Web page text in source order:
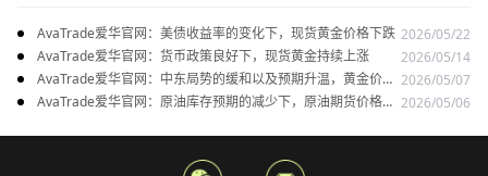
AvaTrade爱华官网：美债收益率的变化下，现货黄金价格下跌 2026/05/22
AvaTrade爱华官网：货币政策良好下，现货黄金持续上涨
2026/05/14
AvaTrade爱华官网：中东局势的缓和以及预期升温，黄金价格
上涨
2026/05/07
AvaTrade爱华官网：原油库存预期的减少下，原油期货价格下 2026/05/06